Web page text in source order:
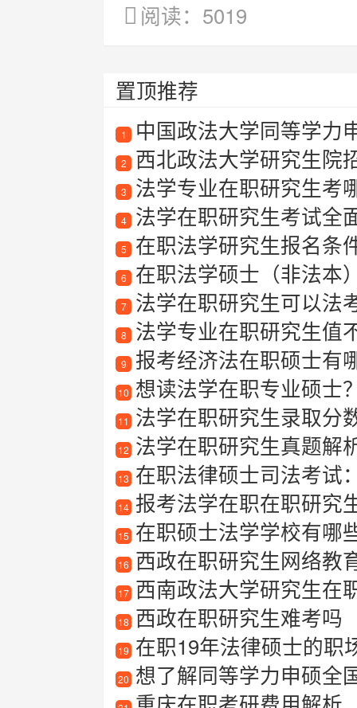
阅读：5019
置顶推荐
1 中国政法大学同等学力
2 西北政法大学研究生院
3 法学专业在职研究生考
4 法学在职研究生考试全面
5 在职法学研究生报名条
6 在职法学硕士（非法本）
7 法学在职研究生可以法
8 法学专业在职研究生值
9 报考经济法在职硕士有哪
10 想读法学在职专业硕士？
11 法学在职研究生录取分
12 法学在职研究生真题解析
13 在职法律硕士司法考试
14 报考法学在职在职研究
15 在职硕士法学学校有哪
16 西政在职研究生网络教
17 西南政法大学研究生在
18 西政在职研究生难考吗
19 在职19年法律硕士的职场心得
20 想了解同等学力申硕全